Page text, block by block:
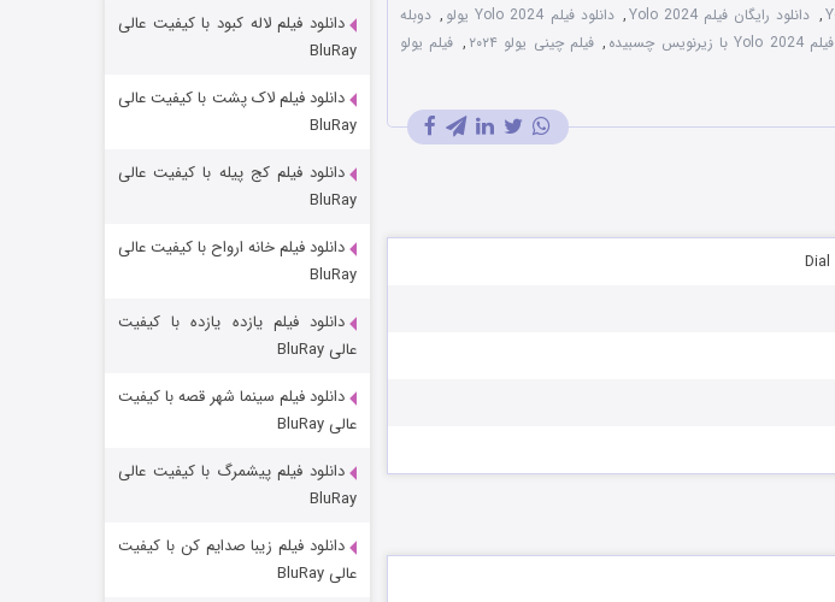
, دانلود رایگان فیلم Yolo 2024 , دانلود فیلم Yolo 2024 یولو , دوبله
فیلم Yolo 2024 با زیرنویس چسبیده , فیلم چینی یولو ۲۰۲۴ , فیلم یولو
خاندان اژدها فصل ۳
جادوگری در مغولستان
دانلود فیلم لاله کبود با کیفیت عالی
BluRay
دانلود فیلم لاک پشت با کیفیت عالی
BluRay
دانلود فیلم کج‌ پیله با کیفیت عالی
BluRay
دانلود فیلم خانه ارواح با کیفیت عالی
BluRay
دانلود فیلم یازده یازده با کیفیت
عالی BluRay
دانلود فیلم سینما شهر قصه با کیفیت
عالی BluRay
دانلود فیلم پیشمرگ با کیفیت عالی
BluRay
دانلود فیلم زیبا صدایم کن با کیفیت
عالی BluRay